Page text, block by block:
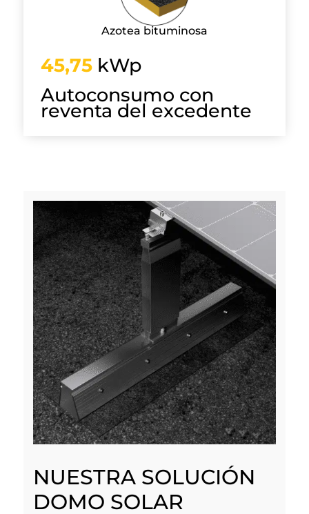
Azotea bituminosa
45,75 kWp
Autoconsumo con
reventa del excedente
NUESTRA SOLUCIÓN
DOMO SOLAR